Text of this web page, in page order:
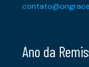
Ano da